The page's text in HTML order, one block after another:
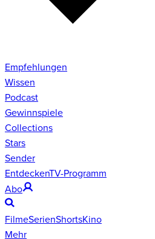
Empfehlungen
Wissen
Podcast
Gewinnspiele
Collections
Stars
Sender
EntdeckenTV-Programm
Abo
FilmeSerienShortsKino
Mehr